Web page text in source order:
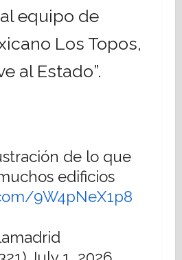
equipo de
Los Topos,
al Estado”.
de lo que
edificios
9W4pNeX1p8